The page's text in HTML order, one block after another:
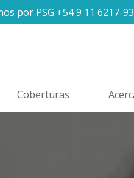
por PSG +54 9 11 6217-
Coberturas